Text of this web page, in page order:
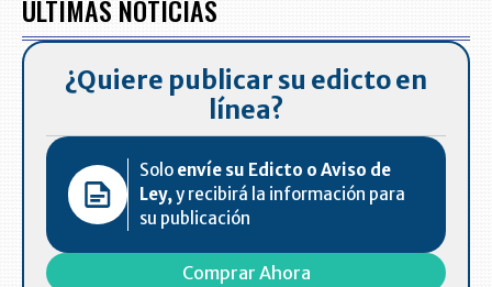
ÚLTIMAS NOTICIAS
¿Quiere publicar su edicto en
línea?
Solo envíe su Edicto o Aviso de
Ley,y recibirá la información para
su publicación
Comprar Ahora